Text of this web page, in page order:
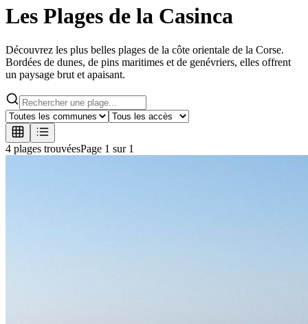
Les Plages de la Casinca
Découvrez les plus belles plages de la côte orientale de la Corse.
Bordées de dunes, de pins maritimes et de genévriers, elles offrent
un paysage brut et apaisant.
4 plages trouvéesPage 1 sur 1